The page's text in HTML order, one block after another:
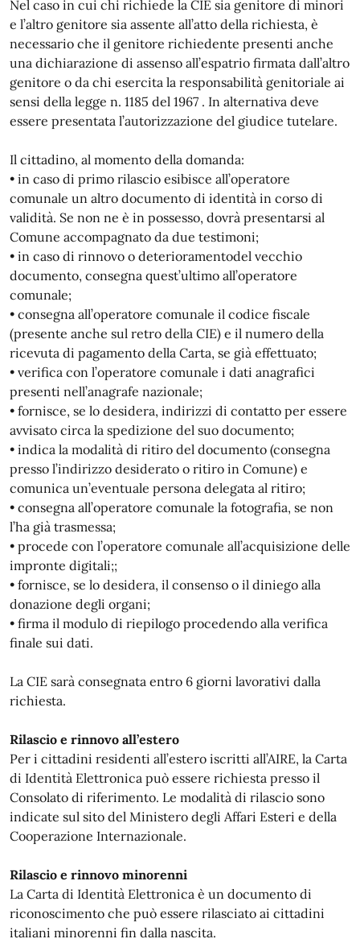
Nel caso in cui chi richiede la CIE sia genitore di minori
e l’altro genitore sia assente all’atto della richiesta, è
necessario che il genitore richiedente presenti anche
una dichiarazione di assenso all’espatrio firmata dall’altro
genitore o da chi esercita la responsabilità genitoriale ai
sensi della legge n. 1185 del 1967 . In alternativa deve
essere presentata l’autorizzazione del giudice tutelare.
Il cittadino, al momento della domanda:
• in caso di primo rilascio esibisce all’operatore
comunale un altro documento di identità in corso di
validità. Se non ne è in possesso, dovrà presentarsi al
Comune accompagnato da due testimoni;
• in caso di rinnovo o deterioramentodel vecchio
documento, consegna quest’ultimo all’operatore
comunale;
• consegna all’operatore comunale il codice fiscale
(presente anche sul retro della CIE) e il numero della
ricevuta di pagamento della Carta, se già effettuato;
• verifica con l’operatore comunale i dati anagrafici
presenti nell’anagrafe nazionale;
• fornisce, se lo desidera, indirizzi di contatto per essere
avvisato circa la spedizione del suo documento;
• indica la modalità di ritiro del documento (consegna
presso l’indirizzo desiderato o ritiro in Comune) e
comunica un’eventuale persona delegata al ritiro;
• consegna all’operatore comunale la fotografia, se non
l’ha già trasmessa;
• procede con l’operatore comunale all’acquisizione delle
impronte digitali;;
• fornisce, se lo desidera, il consenso o il diniego alla
donazione degli organi;
• firma il modulo di riepilogo procedendo alla verifica
finale sui dati.
La CIE sarà consegnata entro 6 giorni lavorativi dalla
richiesta.
Rilascio e rinnovo all’estero
Per i cittadini residenti all’estero iscritti all’AIRE, la Carta
di Identità Elettronica può essere richiesta presso il
Consolato di riferimento. Le modalità di rilascio sono
indicate sul sito del Ministero degli Affari Esteri e della
Cooperazione Internazionale.
Rilascio e rinnovo minorenni
La Carta di Identità Elettronica è un documento di
riconoscimento che può essere rilasciato ai cittadini
italiani minorenni fin dalla nascita.